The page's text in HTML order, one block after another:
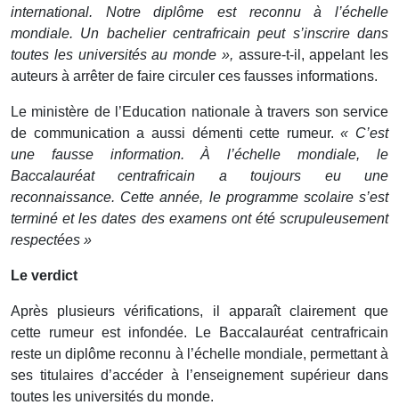
international. Notre diplôme est reconnu à l’échelle
mondiale. Un bachelier centrafricain peut s’inscrire dans
toutes les universités au monde », assure-t-il, appelant les
auteurs à arrêter de faire circuler ces fausses informations.
Le ministère de l’Education nationale à travers son service
de communication a aussi démenti cette rumeur.« C’est
une fausse information. À l’échelle mondiale, le
Baccalauréat centrafricain a toujours eu une
reconnaissance. Cette année, le programme scolaire s’est
terminé et les dates des examens ont été scrupuleusement
respectées »
Le verdict
Après plusieurs vérifications, il apparaît clairement que
cette rumeur est infondée. Le Baccalauréat centrafricain
reste un diplôme reconnu à l’échelle mondiale, permettant à
ses titulaires d’accéder à l’enseignement supérieur dans
toutes les universités du monde.